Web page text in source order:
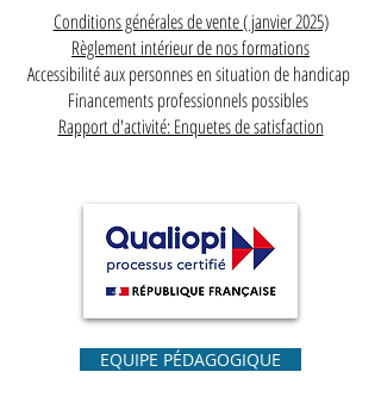
Conditions générales de vente ( janvier 2025)
Règlement intérieur de nos formations
Accessibilité aux personnes en situation de handicap
Financements professionnels possibles
Rapport d'activité: Enquetes de satisfaction
EQUIPE PÉDAGOGIQUE